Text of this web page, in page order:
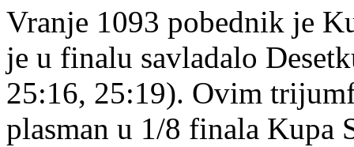
Vranje 1093 pobednik je
je u finalu savladalo
25:16, 25:19). Ovim
plasman u 1/8 finala Kupa